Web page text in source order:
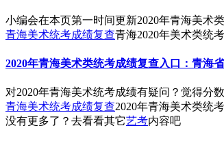
小编会在本页第一时间更新2020年青海美术
青海美术统考成绩复查青海2020年美术类统
2020年青海美术类统考成绩复查入口：青海
对2020年青海美术统考成绩有疑问？觉得分
青海美术统考成绩复查2020年青海美术类统
没有更多了？去看看其它艺考内容吧